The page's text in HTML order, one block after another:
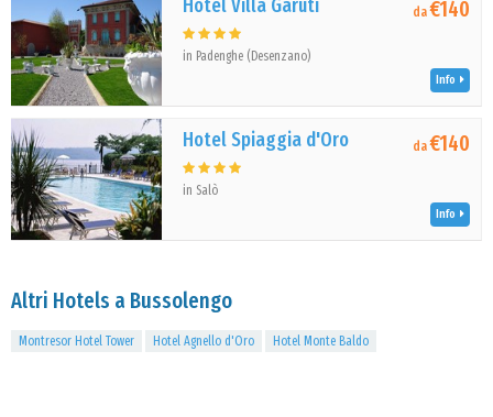
Hotel Villa Garuti
in Padenghe (Desenzano)
da€140
Info
Hotel Spiaggia d'Oro
in Salò
da€140
Info
Altri Hotels a Bussolengo
Montresor Hotel Tower Hotel Agnello d'Oro Hotel Monte Baldo